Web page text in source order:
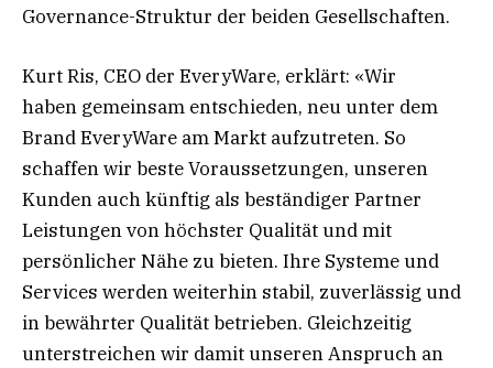
Governance-Struktur der beiden Gesellschaften.
Kurt Ris, CEO der EveryWare, erklärt: «Wir
haben gemeinsam entschieden, neu unter dem
Brand EveryWare am Markt aufzutreten. So
schaffen wir beste Voraussetzungen, unseren
Kunden auch künftig als beständiger Partner
Leistungen von höchster Qualität und mit
persönlicher Nähe zu bieten. Ihre Systeme und
Services werden weiterhin stabil, zuverlässig und
in bewährter Qualität betrieben. Gleichzeitig
unterstreichen wir damit unseren Anspruch an